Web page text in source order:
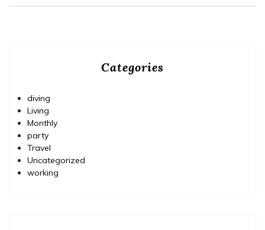
Categories
diving
Living
Monthly
party
Travel
Uncategorized
working